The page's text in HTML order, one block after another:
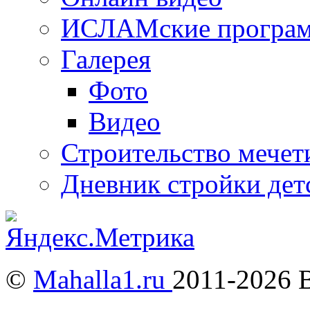
ИСЛАМские
Галерея
Фото
Видео
Строительство
Дневник стройки
© Mahalla1.ru 2011-2026